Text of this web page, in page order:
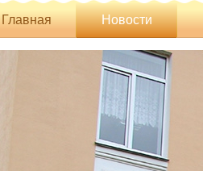
Главная Новости